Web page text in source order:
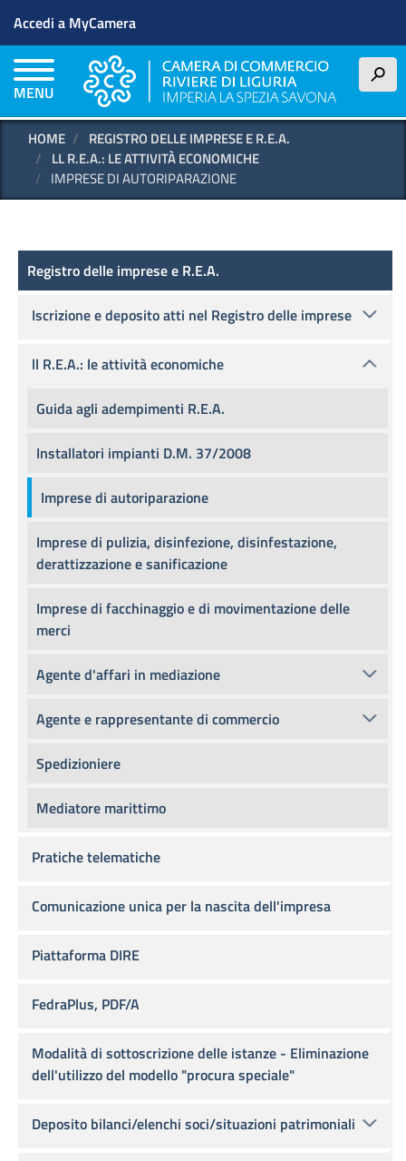
contenuto
principale
Menu profilo utente
Accedi a MyCamera
MENU
h
HOME
REGISTRO DELLE IMPRESE E R.E.A.
LL R.E.A.: LE ATTIVITÀ ECONOMICHE
IMPRESE DI AUTORIPARAZIONE
Registro delle imprese e R.E.A.
Registro delle imprese e R.E.A.
Iscrizione e deposito atti nel Registro delle imprese
ll R.E.A.: le attività economiche
Guida agli adempimenti R.E.A.
Installatori impianti D.M. 37/2008
Imprese di autoriparazione
Imprese di pulizia, disinfezione, disinfestazione,
derattizzazione e sanificazione
Imprese di facchinaggio e di movimentazione delle
merci
Agente d'affari in mediazione
Agente e rappresentante di commercio
Spedizioniere
Mediatore marittimo
Pratiche telematiche
Comunicazione unica per la nascita dell'impresa
Piattaforma DIRE
FedraPlus, PDF/A
Modalità di sottoscrizione delle istanze - Eliminazione
dell'utilizzo del modello "procura speciale"
Deposito bilanci/elenchi soci/situazioni patrimoniali